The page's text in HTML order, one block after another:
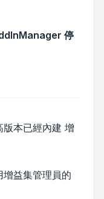
停
本已經內建 增
益集管理員的